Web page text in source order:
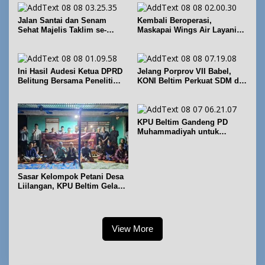
Jalan Santai dan Senam
Sehat Majelis Taklim se-
Kembali Beroperasi,
Maskapai Wings Air Layani
Ini Hasil Audesi Ketua DPRD
Belitung Bersama Peneliti
Jelang Porprov VII Babel,
KONI Beltim Perkuat SDM di
Sasar Kelompok Petani Desa
Liilangan, KPU Beltim Gelar
KPU Beltim Gandeng PD
Muhammadiyah untuk
View More